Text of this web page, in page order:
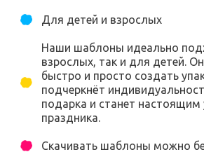
Для детей и взрослых
Наши шаблоны идеально
взрослых, так и для детей.
быстро и просто создать
подчеркнёт
подарка и станет настоящим
праздника.
Скачивать шаблоны можно